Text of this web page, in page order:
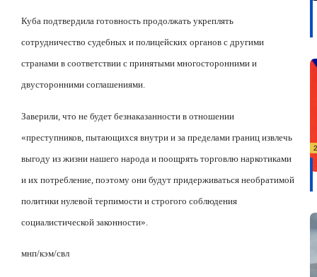
Куба подтвердила готовность продолжать укреплять
сотрудничество судебных и полицейских органов с другими
странами в соответствии с принятыми многосторонними и
двусторонними соглашениями.
Заверили, что не будет безнаказанности в отношении
«преступников, пытающихся внутри и за пределами границ извлечь
выгоду из жизни нашего народа и поощрять торговлю наркотиками
и их потребление, поэтому они будут придерживаться необратимой
политики нулевой терпимости и строгого соблюдения
социалистической законности».
мнп/кэм/свл